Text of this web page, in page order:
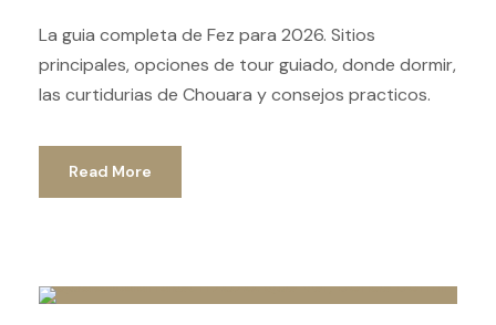
La guia completa de Fez para 2026. Sitios
principales, opciones de tour guiado, donde dormir,
las curtidurias de Chouara y consejos practicos.
Read More